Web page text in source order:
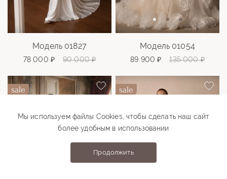
Модель 01827
78 000 ₽ 90 000 ₽
Модель 01054
89 900 ₽ 135 000 ₽
sale sale
Мы используем файлы Cookies, чтобы сделать наш сайт
более удобным в использовании
Продолжить